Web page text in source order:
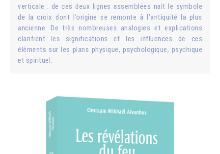
verticale : de ces deux lignes assemblées naît le symbole
de la croix dont l’origine se remonte à l’antiquité la plus
ancienne. De très nombreuses analogies et explications
clarifient les significations et les influences de ces
éléments sur les plans physique, psychologique, psychique
et spirituel.